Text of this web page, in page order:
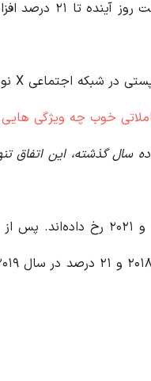
بر اساس تحلیل‌های تاریخی،
خوب چه ویژگی هایی
او توضیح داد که این موارد در اکتبر سال‌های